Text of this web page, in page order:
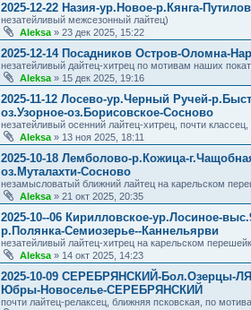
2025-12-22 Назия-ур.Новое-р.Кянга-
незатейливый межсезонный лайтец)
Aleksa » 23 дек 2025, 15:22
2025-12-14 Посадников Остров-Оломна-
незатейливый дайтец-хитрец по мотивам наших
Aleksa » 15 дек 2025, 19:16
2025-11-12 Лосево-ур.Черный Ручей-
оз.Узорное-оз.Борисовское-Сосново
незатейливый осенний лайтец-хитрец, почти
Aleksa » 13 ноя 2025, 18:11
2025-10-18 Лемболово-р.Кожица-
оз.Муталахти-Сосново
незамысловатый ближний лайтец на карельском
Aleksa » 21 окт 2025, 20:35
2025-10--06 Кирилловское-ур.Лосиное-
р.Полянка-Семиозерье--Каннельярви
незатейливый лайтец-хитрец на карельском
Aleksa » 14 окт 2025, 14:23
2025-10-09 СЕРЕБРЯНСКИЙ-Бол.Озерцы-
Юбры-Новоселье-СЕРЕБРЯНСКИЙ
почти лайтец-релаксец, ближняя псковская, по